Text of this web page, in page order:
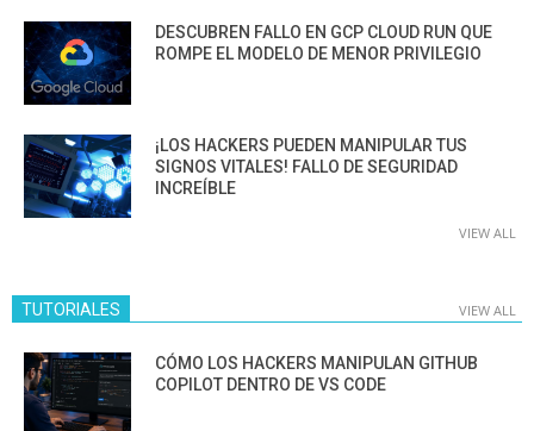
DESCUBREN FALLO EN GCP CLOUD RUN QUE
ROMPE EL MODELO DE MENOR PRIVILEGIO
¡LOS HACKERS PUEDEN MANIPULAR TUS
SIGNOS VITALES! FALLO DE SEGURIDAD
INCREÍBLE
VIEW ALL
TUTORIALES VIEW ALL
CÓMO LOS HACKERS MANIPULAN GITHUB
COPILOT DENTRO DE VS CODE